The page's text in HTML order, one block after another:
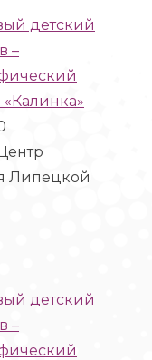
детский
–
Липецкой
детский
–